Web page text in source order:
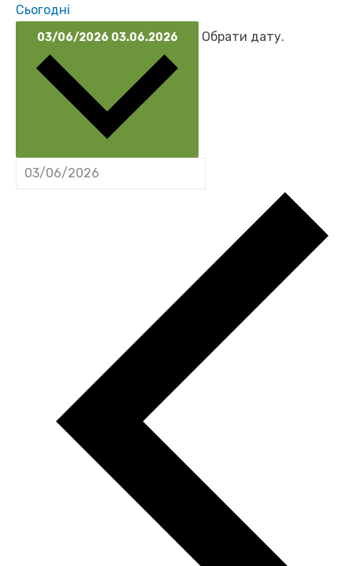
Сьогодні
03/06/2026 03.06.2026 Обрати дату.